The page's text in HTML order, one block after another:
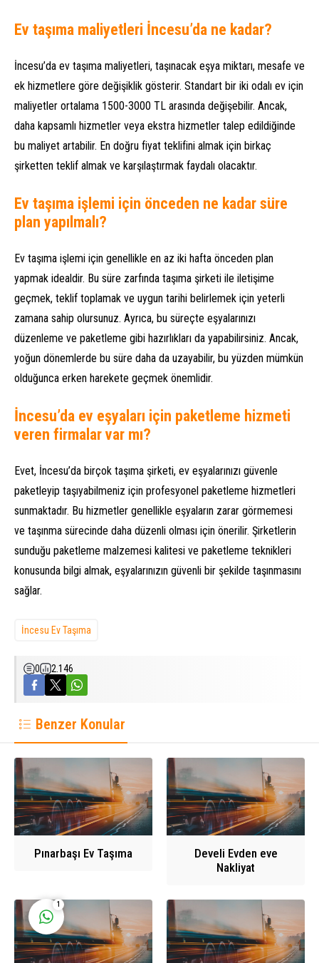
Ev taşıma maliyetleri İncesu’da ne kadar?
İncesu’da ev taşıma maliyetleri, taşınacak eşya miktarı, mesafe ve
ek hizmetlere göre değişiklik gösterir. Standart bir iki odalı ev için
maliyetler ortalama 1500-3000 TL arasında değişebilir. Ancak,
daha kapsamlı hizmetler veya ekstra hizmetler talep edildiğinde
bu maliyet artabilir. En doğru fiyat teklifini almak için birkaç
şirketten teklif almak ve karşılaştırmak faydalı olacaktır.
Ev taşıma işlemi için önceden ne kadar süre
plan yapılmalı?
Ev taşıma işlemi için genellikle en az iki hafta önceden plan
yapmak idealdir. Bu süre zarfında taşıma şirketi ile iletişime
geçmek, teklif toplamak ve uygun tarihi belirlemek için yeterli
zamana sahip olursunuz. Ayrıca, bu süreçte eşyalarınızı
düzenleme ve paketleme gibi hazırlıkları da yapabilirsiniz. Ancak,
yoğun dönemlerde bu süre daha da uzayabilir, bu yüzden mümkün
olduğunca erken harekete geçmek önemlidir.
İncesu’da ev eşyaları için paketleme hizmeti
veren firmalar var mı?
Evet, İncesu’da birçok taşıma şirketi, ev eşyalarınızı güvenle
paketleyip taşıyabilmeniz için profesyonel paketleme hizmetleri
sunmaktadır. Bu hizmetler genellikle eşyaların zarar görmemesi
ve taşınma sürecinde daha düzenli olması için önerilir. Şirketlerin
sunduğu paketleme malzemesi kalitesi ve paketleme teknikleri
konusunda bilgi almak, eşyalarınızın güvenli bir şekilde taşınmasını
sağlar.
İncesu Ev Taşıma
0 2.146
Benzer Konular
Pınarbaşı Ev Taşıma
Develi Evden eve
Nakliyat
Ahmet Yılmaz
Cevap Yaz
1